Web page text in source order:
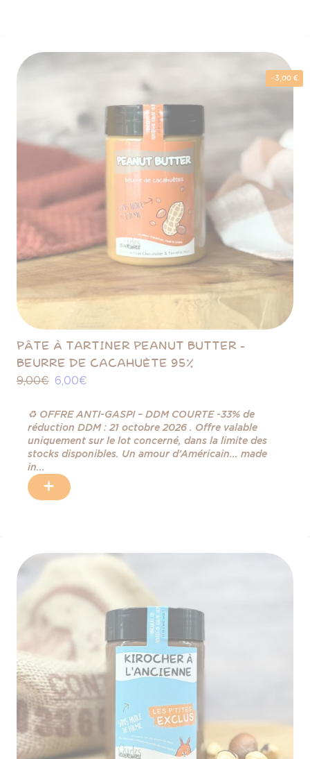
-3,00 €
PÂTE À TARTINER PEANUT BUTTER -
BEURRE DE CACAHUÈTE 95%
9,00 € 6,00 €
♻️ OFFRE ANTI-GASPI – DDM COURTE -33% de
réduction DDM : 21 octobre 2026 . Offre valable
uniquement sur le lot concerné, dans la limite des
stocks disponibles. Un amour d’Américain... made
in...
+